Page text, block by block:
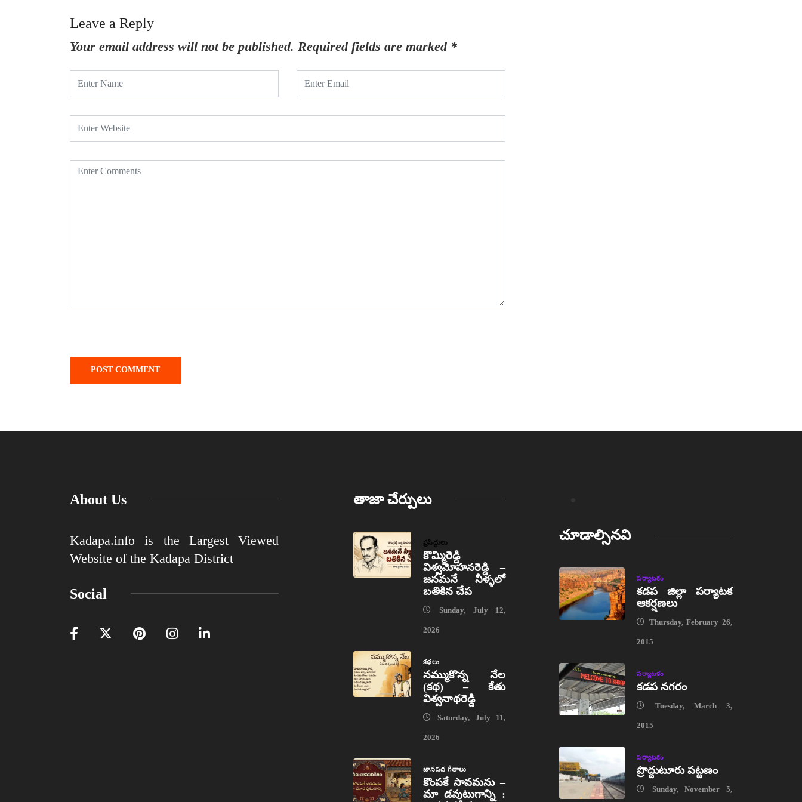
Leave a Reply
Your email address will not be published. Required fields are marked *
About Us
Kadapa.info is the Largest Viewed
Website of the Kadapa District
Social
తాజా చేర్పులు
ప్రసిద్ధులు
కొమ్మిరెడ్డి
విశ్వమోహనరెడ్డి –
జనమనే నీళ్ళలో
బతికిన చేప
Sunday, July 12,
2026
కథలు
నమ్ముకొన్న నేల
(కథ) – కేతు
విశ్వనాథరెడ్డి
Saturday, July 11,
2026
జానపద గీతాలు
కొంపకే సావమను –
మా డవుటుగాన్ని :
చూడాల్సినవి
పర్యాటకం
కడప జిల్లా పర్యాటక
ఆకర్షణలు
Thursday, February 26,
2015
పర్యాటకం
కడప నగరం
Tuesday, March 3,
2015
పర్యాటకం
ప్రొద్దుటూరు పట్టణం
Sunday, November 5,